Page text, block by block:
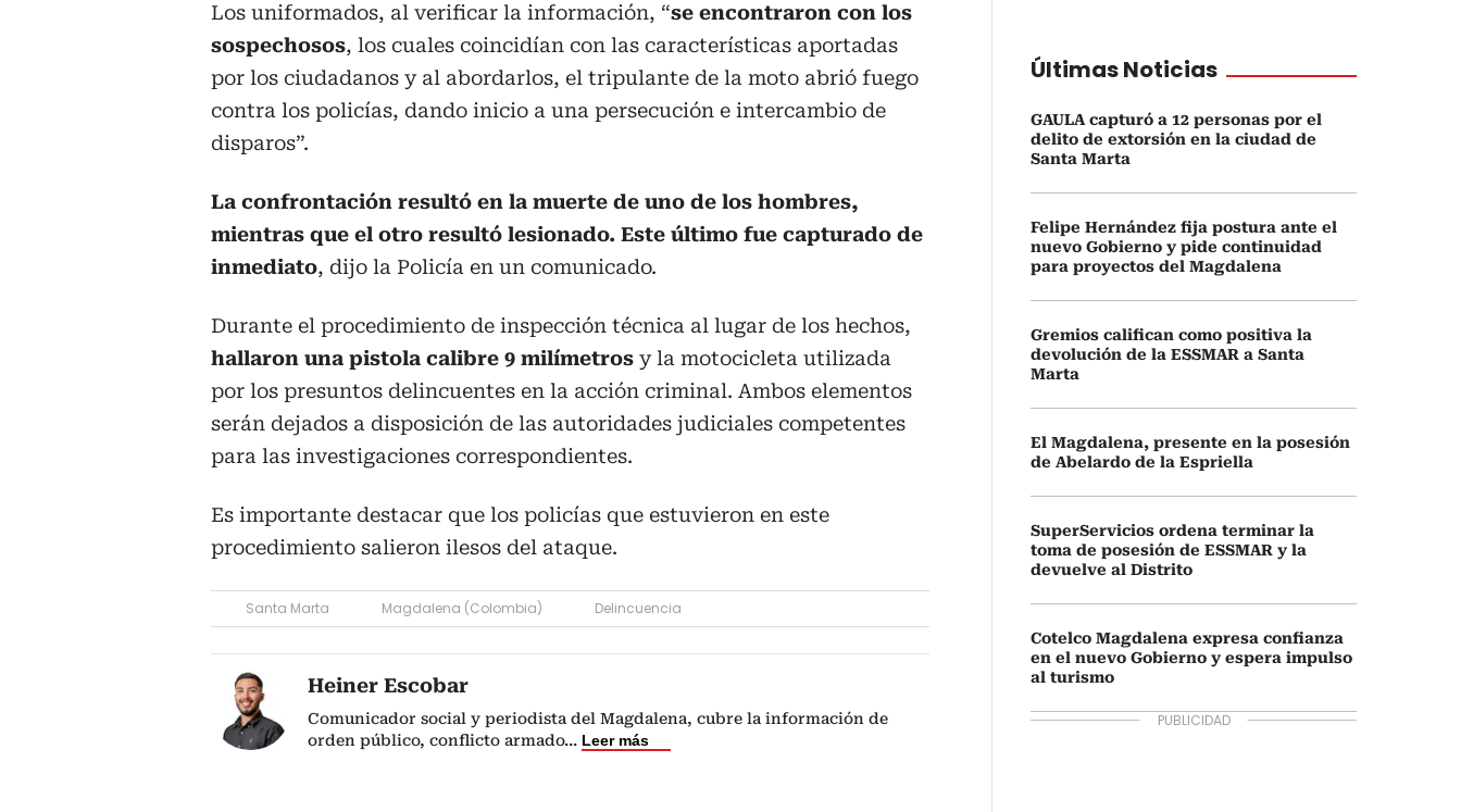
Los uniformados, al verificar la información, “se encontraron con los
sospechosos, los cuales coincidían con las características aportadas
por los ciudadanos y al abordarlos, el tripulante de la moto abrió fuego
contra los policías, dando inicio a una persecución e intercambio de
disparos”.
La confrontación resultó en la muerte de uno de los hombres,
mientras que el otro resultó lesionado. Este último fue capturado de
inmediato, dijo la Policía en un comunicado.
Durante el procedimiento de inspección técnica al lugar de los hechos,
hallaron una pistola calibre 9 milímetros y la motocicleta utilizada
por los presuntos delincuentes en la acción criminal. Ambos elementos
serán dejados a disposición de las autoridades judiciales competentes
para las investigaciones correspondientes.
Es importante destacar que los policías que estuvieron en este
procedimiento salieron ilesos del ataque.
Santa Marta Magdalena (Colombia) Delincuencia
Heiner Escobar
Comunicador social y periodista del Magdalena, cubre la información de
orden público, conflicto armado... Leer más
Últimas Noticias
GAULA capturó a 12 personas por el
delito de extorsión en la ciudad de
Santa Marta
Felipe Hernández fija postura ante el
nuevo Gobierno y pide continuidad
para proyectos del Magdalena
Gremios califican como positiva la
devolución de la ESSMAR a Santa
Marta
El Magdalena, presente en la posesión
de Abelardo de la Espriella
SuperServicios ordena terminar la
toma de posesión de ESSMAR y la
devuelve al Distrito
Cotelco Magdalena expresa confianza
en el nuevo Gobierno y espera impulso
al turismo